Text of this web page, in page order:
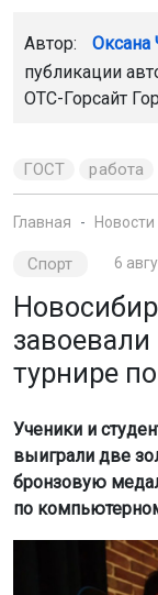
Автор:
публикации
ОТС-Горсайт
ГОСТ работа
Главная Новости
Спорт 6
турнире
Ученики и
выиграли две
бронзовую
по